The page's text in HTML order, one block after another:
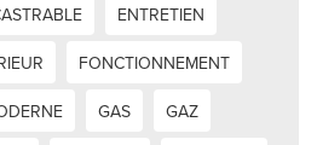
ENTRETIEN
FONCTIONNEMENT
GAS
GAZ